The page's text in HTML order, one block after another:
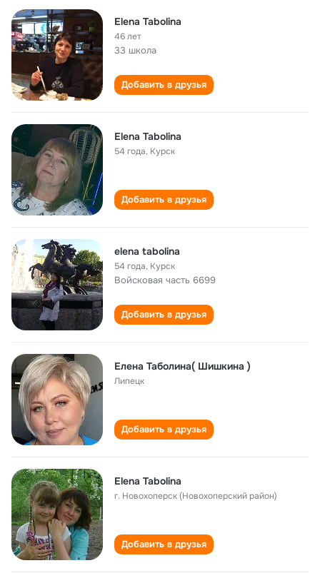
Elena Tabolina
46 лет
33 школа
Добавить в друзья
Elena Tabolina
54 года, Курск
Добавить в друзья
elena tabolina
54 года, Курск
Войсковая часть 6699
Добавить в друзья
Елена Таболина( Шишкина )
Липецк
Добавить в друзья
Elena Tabolina
г. Новохоперск (Новохоперский район)
Добавить в друзья